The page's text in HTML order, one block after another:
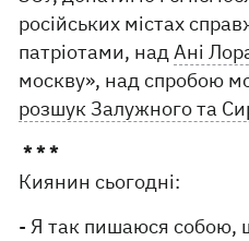
російських містах
патріотами, надАні
москву», над спробою
розшук Залужного та
* * *
Киянин сьогодні:
- Я так пишаюся собою,